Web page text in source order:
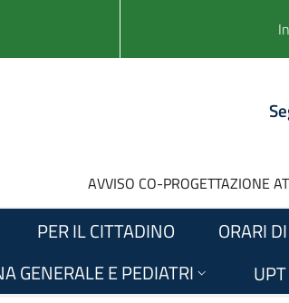
AVVISO CO-PROGETTAZIONE
PER IL CITTADINO ORARI
GENERALE E PEDIATRI
UPT